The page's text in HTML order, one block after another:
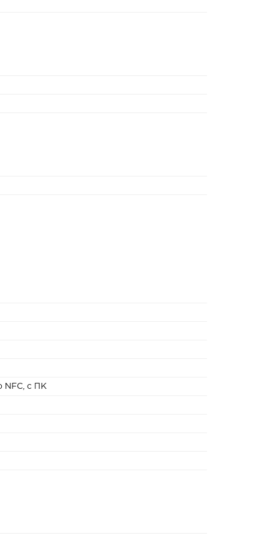
NFC, с ПК